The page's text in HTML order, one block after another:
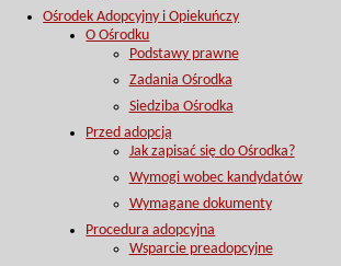
Ośrodek Adopcyjny i Opiekuńczy
O Ośrodku
Podstawy prawne
Zadania Ośrodka
Siedziba Ośrodka
Przed adopcją
Jak zapisać się do Ośrodka?
Wymogi wobec kandydatów
Wymagane dokumenty
Procedura adopcyjna
Wsparcie preadopcyjne